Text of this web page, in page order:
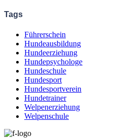
Tags
Führerschein
Hundeausbildung
Hundeerziehung
Hundepsychologe
Hundeschule
Hundesport
Hundesportverein
Hundetrainer
Welpenerziehung
Welpenschule